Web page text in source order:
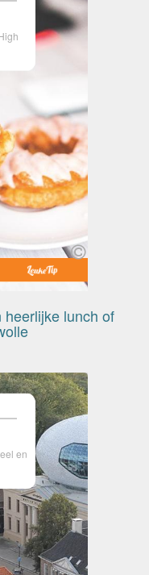
lunch of
en